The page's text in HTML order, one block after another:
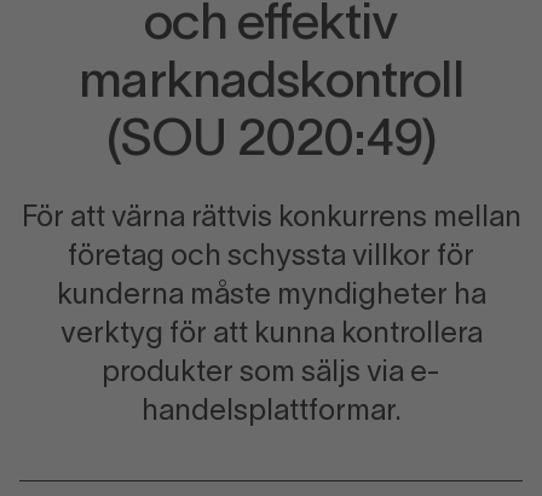
och effektiv
marknadskontroll
(SOU 2020:49)
För att värna rättvis konkurrens mellan
företag och schyssta villkor för
kunderna måste myndigheter ha
verktyg för att kunna kontrollera
produkter som säljs via e-
handelsplattformar.